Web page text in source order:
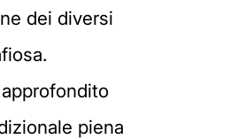
dei diversi
piena